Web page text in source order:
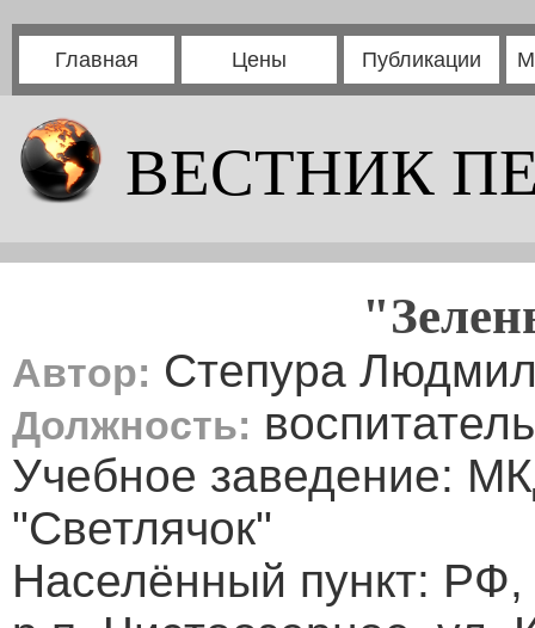
Главная Цены Публикации
ВЕСТНИК
Автор: Степура
Должность: воспитатель
Учебное заведение:
"Светлячок"
Населённый пункт: РФ,